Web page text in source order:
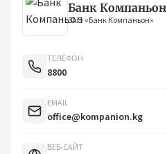
Банк Компаньон
ЗАО «Банк Компаньон»
ТЕЛЕФОН
8800
EMAIL
office@kompanion.kg
ВЕБ-САЙТ